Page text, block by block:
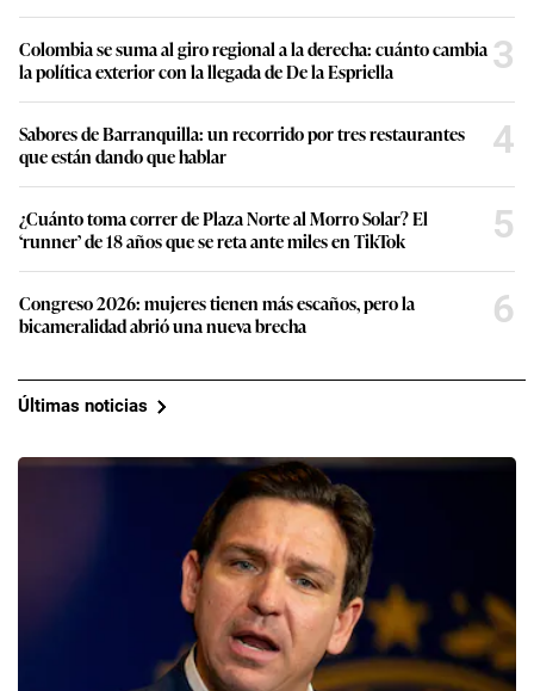
Colombia se suma al giro regional a la derecha: cuánto cambia
la política exterior con la llegada de De la Espriella
3
Sabores de Barranquilla: un recorrido por tres restaurantes
que están dando que hablar
4
¿Cuánto toma correr de Plaza Norte al Morro Solar? El
‘runner’ de 18 años que se reta ante miles en TikTok
5
Congreso 2026: mujeres tienen más escaños, pero la
bicameralidad abrió una nueva brecha
6
Últimas noticias